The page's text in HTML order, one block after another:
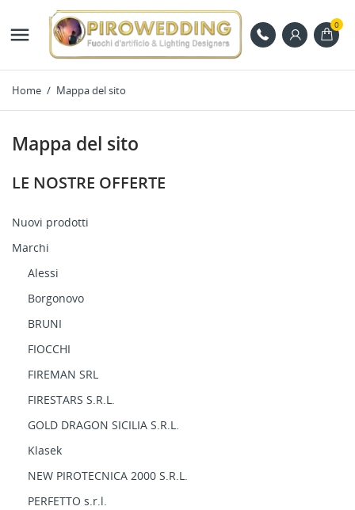
 0
Home Mappa del sito
Mappa del sito
LE NOSTRE OFFERTE
Nuovi prodotti
Marchi
Alessi
Borgonovo
BRUNI
FIOCCHI
FIREMAN SRL
FIRESTARS S.R.L.
GOLD DRAGON SICILIA S.R.L.
Klasek
NEW PIROTECNICA 2000 S.R.L.
PERFETTO s.r.l.